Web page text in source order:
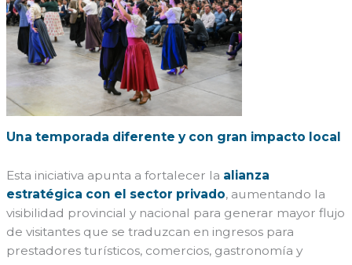
Una temporada diferente y con gran impacto local
Esta iniciativa apunta a fortalecer la alianza
estratégica con el sector privado, aumentando la
visibilidad provincial y nacional para generar mayor flujo
de visitantes que se traduzcan en ingresos para
prestadores turísticos, comercios, gastronomía y